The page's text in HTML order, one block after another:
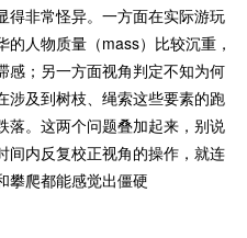
得非常怪异。一方面在实际游玩
的人物质量（mass）比较沉重，
感；另一方面视角判定不知为何
涉及到树枝、绳索这些要素的跑
落。这两个问题叠加起来，别说
间内反复校正视角的操作，就连
攀爬都能感觉出僵硬